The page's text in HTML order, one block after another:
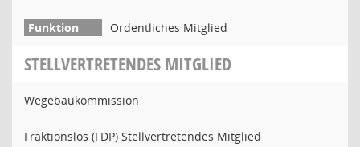
Ordentliches Mitglied
STELLVERTRETENDES MITGLIED
Wegebaukommission
Fraktionslos (FDP) Stellvertretendes Mitglied